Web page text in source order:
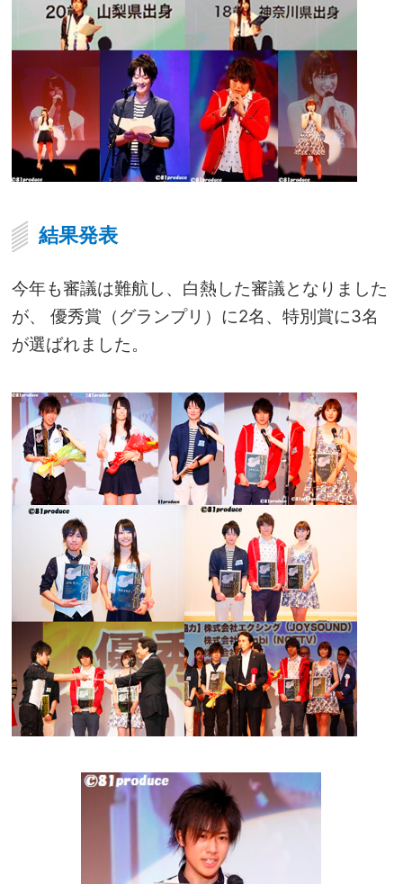
結果発表
今年も審議は難航し、白熱した審議となりました
が、 優秀賞（グランプリ）に2名、特別賞に3名
が選ばれました。